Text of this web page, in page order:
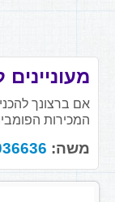
אם ברצונך
המכירות
משה: